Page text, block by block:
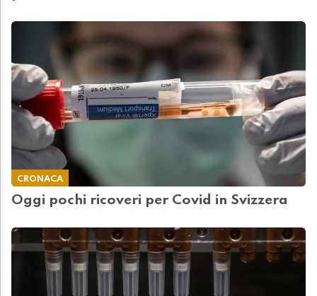
CRONACA
Oggi pochi ricoveri per Covid in Svizzera